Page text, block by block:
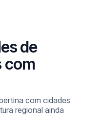
de
com
com cidades
regional ainda